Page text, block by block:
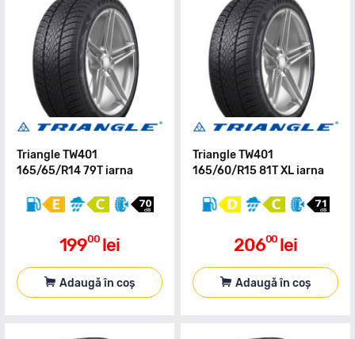
Triangle TW401
165/65/R14 79T iarna
19900 lei
Adaugă în coș
Triangle TW401
165/60/R15 81T XL iarna
20600 lei
Adaugă în coș